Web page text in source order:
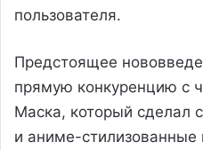
пользователя.
Предстоящее
прямую конкуренцию с
Маска, который сделал
и аниме-стилизованные